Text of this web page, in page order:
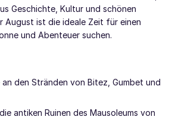
Geschichte, Kultur und schönen
August ist die ideale Zeit für einen
und Abenteuer suchen.
an den Stränden von Bitez, Gumbet und
antiken Ruinen des Mausoleums von